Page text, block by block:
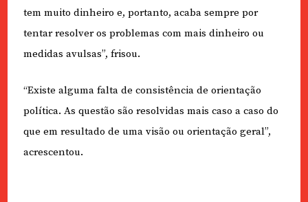
tem muito dinheiro e, portanto, acaba sempre por
tentar resolver os problemas com mais dinheiro ou
medidas avulsas”, frisou.
“Existe alguma falta de consistência de orientação
política. As questão são resolvidas mais caso a caso do
que em resultado de uma visão ou orientação geral”,
acrescentou.